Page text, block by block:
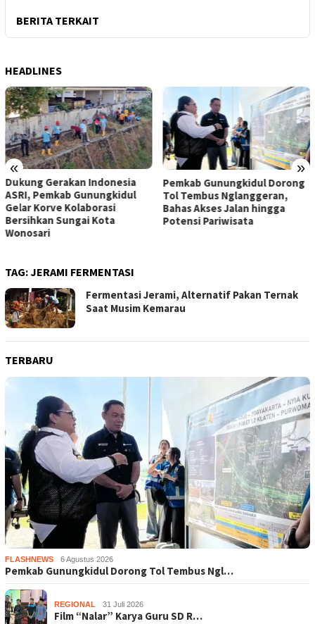
BERITA TERKAIT
HEADLINES
« »
Dukung Gerakan Indonesia
ASRI, Pemkab Gunungkidul
Gelar Korve Kolaborasi
Bersihkan Sungai Kota
Wonosari
Pemkab Gunungkidul Dorong
Tol Tembus Nglanggeran,
Bahas Akses Jalan hingga
Potensi Pariwisata
TAG:JERAMI FERMENTASI
Fermentasi Jerami, Alternatif Pakan Ternak
Saat Musim Kemarau
TERBARU
FLASHNEWS 6 Agustus 2026
Pemkab Gunungkidul Dorong Tol Tembus Ngl…
REGIONAL 31 Juli 2026
Film “Nalar” Karya Guru SD R…